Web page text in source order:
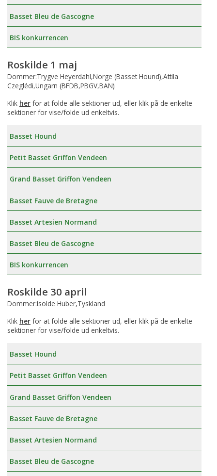
Basset Bleu de Gascogne
BIS konkurrencen
Roskilde 1 maj
Dommer:Trygve Heyerdahl,Norge (Basset Hound),Attila
Czeglédi,Ungarn (BFDB,PBGV,BAN)
Klik her for at folde alle sektioner ud, eller klik på de enkelte
sektioner for vise/folde ud enkeltvis.
Basset Hound
Petit Basset Griffon Vendeen
Grand Basset Griffon Vendeen
Basset Fauve de Bretagne
Basset Artesien Normand
Basset Bleu de Gascogne
BIS konkurrencen
Roskilde 30 april
Dommer:Isolde Huber,Tyskland
Klik her for at folde alle sektioner ud, eller klik på de enkelte
sektioner for vise/folde ud enkeltvis.
Basset Hound
Petit Basset Griffon Vendeen
Grand Basset Griffon Vendeen
Basset Fauve de Bretagne
Basset Artesien Normand
Basset Bleu de Gascogne